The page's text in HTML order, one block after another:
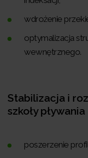
wdrożenie
optymalizacja
wewnętrznego.
Stabilizacja i
szkoły pływania
poszerzenie